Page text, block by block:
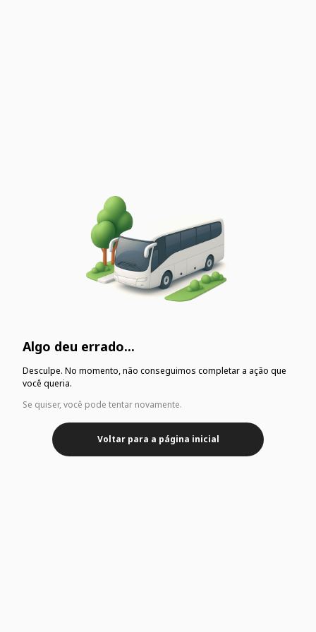
Algo deu errado...
Desculpe. No momento, não conseguimos completar a ação que
você queria.
Se quiser, você pode tentar novamente.
Voltar para a página inicial